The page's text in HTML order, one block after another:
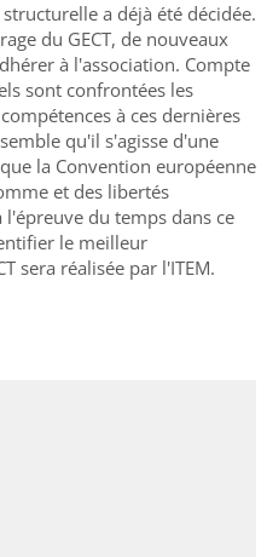
a déjà été décidée.
du GECT, de nouveaux
à l'association. Compte
sont confrontées les
à ces dernières
qu'il s'agisse d'une
la Convention européenne
et des libertés
du temps dans ce
le meilleur
sera réalisée par l'ITEM.